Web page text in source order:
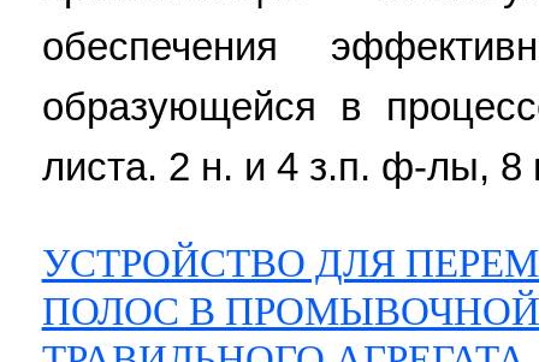
обеспечения
образующейся в
листа. 2 н. и 4 з.п. ф-лы, 8
УСТРОЙСТВО ДЛЯ
ПОЛОС В